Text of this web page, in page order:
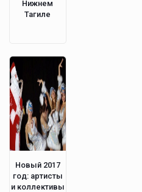
Нижнем
Тагиле
Новый 2017
год: артисты
и коллективы